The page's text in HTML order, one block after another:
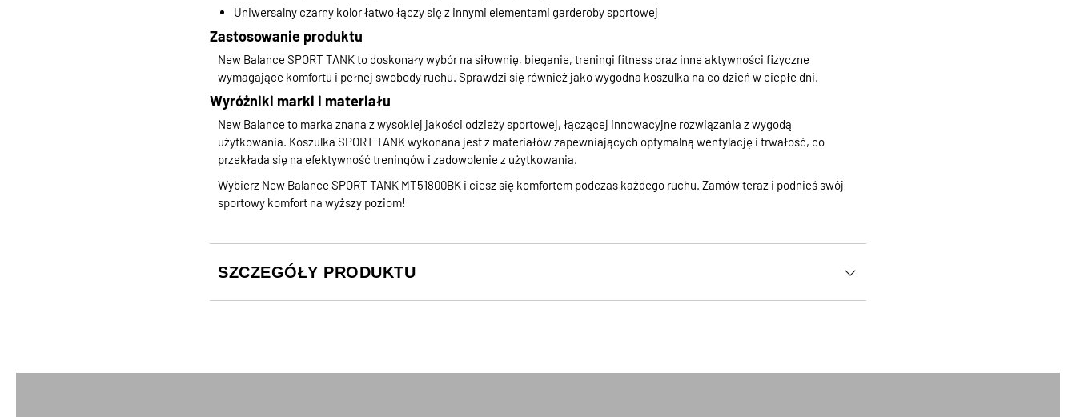
Uniwersalny czarny kolor łatwo łączy się z innymi elementami garderoby sportowej
Zastosowanie produktu
New Balance SPORT TANK to doskonały wybór na siłownię, bieganie, treningi fitness oraz inne aktywności fizyczne
wymagające komfortu i pełnej swobody ruchu. Sprawdzi się również jako wygodna koszulka na co dzień w ciepłe dni.
Wyróżniki marki i materiału
New Balance to marka znana z wysokiej jakości odzieży sportowej, łączącej innowacyjne rozwiązania z wygodą
użytkowania. Koszulka SPORT TANK wykonana jest z materiałów zapewniających optymalną wentylację i trwałość, co
przekłada się na efektywność treningów i zadowolenie z użytkowania.
Wybierz New Balance SPORT TANK MT51800BK i ciesz się komfortem podczas każdego ruchu. Zamów teraz i podnieś swój
sportowy komfort na wyższy poziom!
SZCZEGÓŁY PRODUKTU